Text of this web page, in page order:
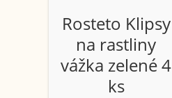
Rosteto Klipsy
na rastliny
vážka zelené 4
ks